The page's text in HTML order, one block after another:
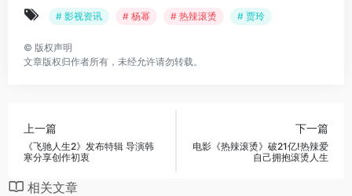
# 影视资讯 # 杨幂 # 热辣滚烫 # 贾玲
© 版权声明
文章版权归作者所有，未经允许请勿转载。
上一篇
《飞驰人生2》发布特辑 导演韩
寒分享创作初衷
下一篇
电影《热辣滚烫》破21亿!热辣爱
自己拥抱滚烫人生
相关文章